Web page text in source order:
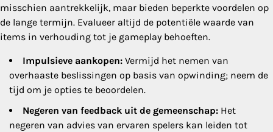
misschien aantrekkelijk, maar bieden beperkte voordelen op
de lange termijn. Evalueer altijd de potentiële waarde van
items in verhouding tot je gameplay behoeften.
Impulsieve aankopen: Vermijd het nemen van
overhaaste beslissingen op basis van opwinding; neem de
tijd om je opties te beoordelen.
Negeren van feedback uit de gemeenschap: Het
negeren van advies van ervaren spelers kan leiden tot